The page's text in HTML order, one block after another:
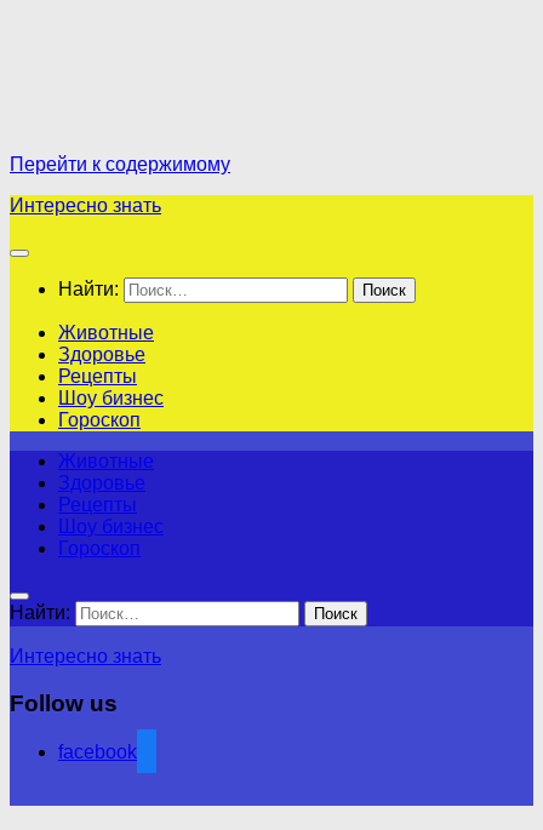
Перейти к содержимому
Интересно знать
Найти:
Животные
Здоровье
Рецепты
Шоу бизнес
Гороскоп
Животные
Здоровье
Рецепты
Шоу бизнес
Гороскоп
Найти:
Интересно знать
Follow us
facebook